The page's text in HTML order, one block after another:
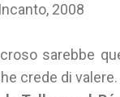
2008
sarebbe
crede di valere.